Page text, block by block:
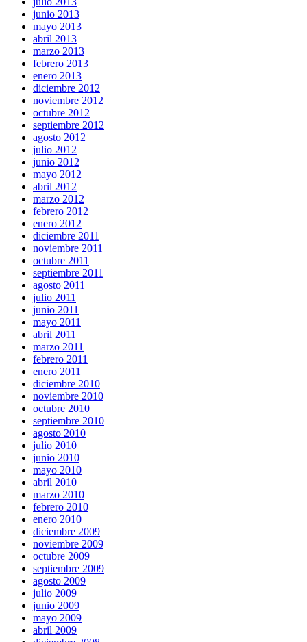
junio 2013
mayo 2013
abril 2013
marzo 2013
febrero 2013
enero 2013
diciembre 2012
noviembre 2012
octubre 2012
septiembre 2012
agosto 2012
julio 2012
junio 2012
mayo 2012
abril 2012
marzo 2012
febrero 2012
enero 2012
diciembre 2011
noviembre 2011
octubre 2011
septiembre 2011
agosto 2011
julio 2011
junio 2011
mayo 2011
abril 2011
marzo 2011
febrero 2011
enero 2011
diciembre 2010
noviembre 2010
octubre 2010
septiembre 2010
agosto 2010
julio 2010
junio 2010
mayo 2010
abril 2010
marzo 2010
febrero 2010
enero 2010
diciembre 2009
noviembre 2009
octubre 2009
septiembre 2009
agosto 2009
julio 2009
junio 2009
mayo 2009
abril 2009